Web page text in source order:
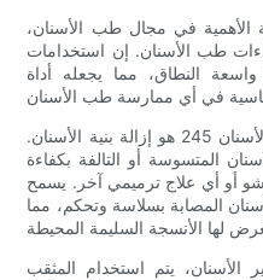
245 أداة بالغة الأهمية في مجال طب الأسنان،
طب الأسنان. إن استخدامات
النطاق، مما يجعله أداة
أحد الاستخدامات الأساسية لمثقب الأسنان 245 هو إزالة بنية الأسنان.
المتسوسة أو التالفة بكفاءة
أو أي علاج ترميمي آخر. يسمح
المصابة بسلاسة وتحكم، مما
الأسنان، يتم استخدام المثقب